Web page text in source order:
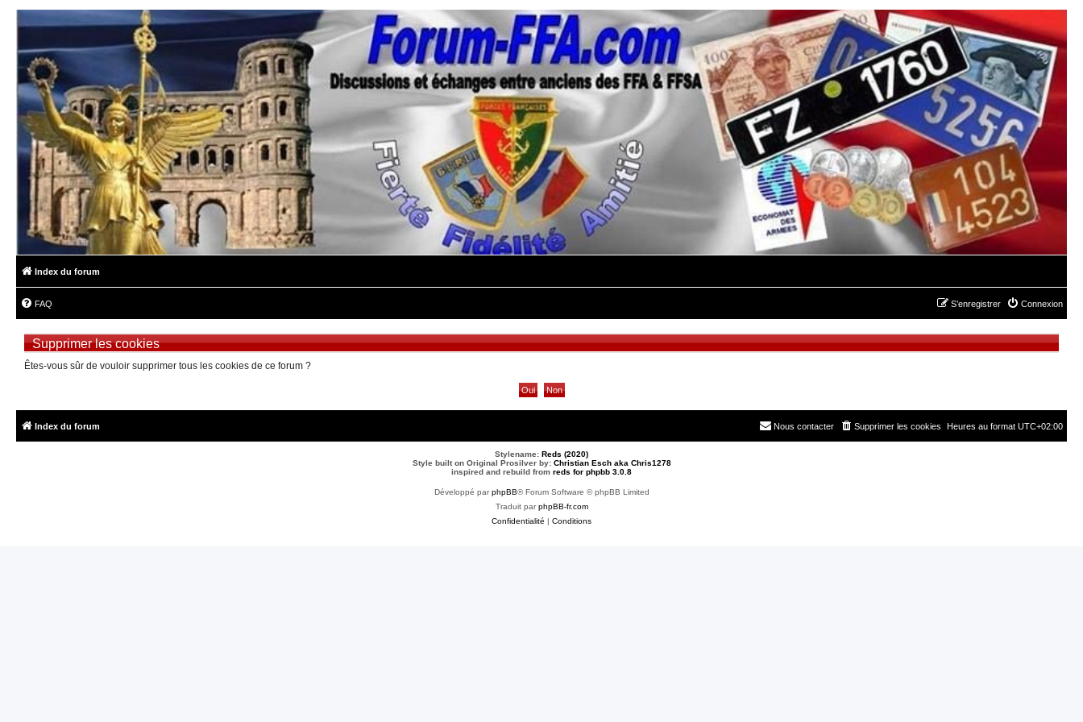
Index du forum
FAQ Connexion
S’enregistrer
Supprimer les cookies
Êtes-vous sûr de vouloir supprimer tous les cookies de ce forum ?
Index du forum Heures au format UTC+02:00
Supprimer les cookies
Nous contacter
Stylename: Reds (2020)
Style built on Original Prosilver by: Christian Esch aka Chris1278
inspired and rebuild from reds for phpbb 3.0.8
Développé parphpBB® Forum Software © phpBB Limited
Traduit parphpBB-fr.com
Confidentialité | Conditions